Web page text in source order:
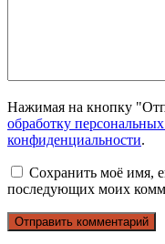
Нажимая на кнопку
обработку
конфиденциальности.
Сохранить моё имя,
последующих моих